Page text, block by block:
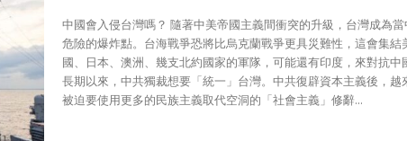
中國會入侵台灣嗎？ 隨著中美帝國主義間衝突的升級，台灣成為當中最
危險的爆炸點。台海戰爭恐將比烏克蘭戰爭更具災難性，這會集結
國、日本、澳洲、幾支北約國家的軍隊，可能還有印度，來對抗中
長期以來，中共獨裁想要「統一」台灣。中共復辟資本主義後，越
被迫要使用更多的民族主義取代空洞的「社會主義」修辭...